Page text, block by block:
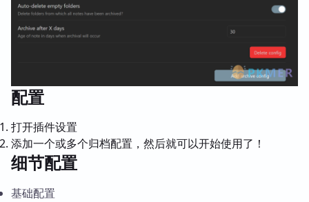
配置
打开插件设置
添加一个或多个归档配置，然后就可以开始使用了！
细节配置
基础配置